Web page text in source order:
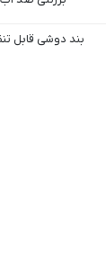
بند دوشی قابل